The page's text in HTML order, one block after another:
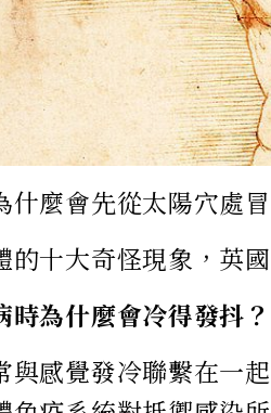
什麼會先從太陽穴處
的十大奇怪現象，英
時為什麼會冷得發抖？
與感覺發冷聯繫在一